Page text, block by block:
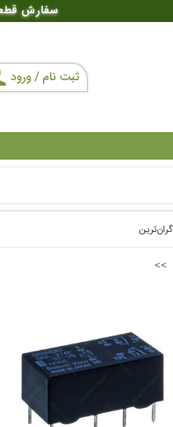
سفارش
ثبت نام / ورود
گران‌ترین
<<